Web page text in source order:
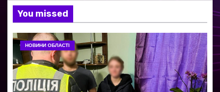
You missed
НОВИНИ ОБЛАСТІ